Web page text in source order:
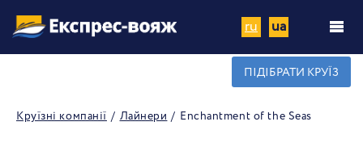
ru ua
ПІДІБРАТИ КРУЇЗ
Круїзні компанії Лайнери Enchantment of the Seas